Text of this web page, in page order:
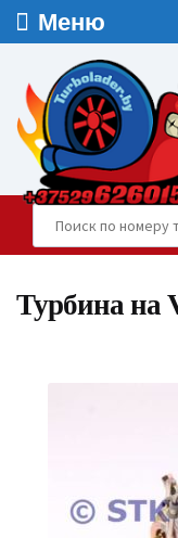
Турбина на